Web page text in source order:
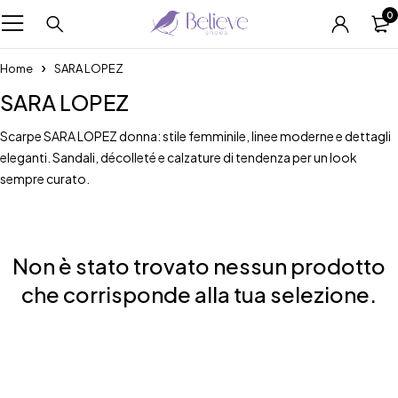
0
Home SARA LOPEZ
SARA LOPEZ
Scarpe SARA LOPEZ donna: stile femminile, linee moderne e dettagli
eleganti. Sandali, décolleté e calzature di tendenza per un look
sempre curato.
Non è stato trovato nessun prodotto
che corrisponde alla tua selezione.